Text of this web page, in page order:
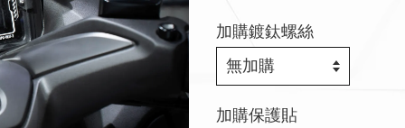
加購鍍鈦螺絲
加購保護貼